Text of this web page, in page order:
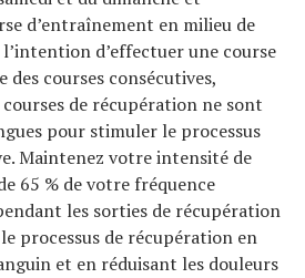
d’entraînement en milieu de
l’intention d’effectuer une course
courses consécutives,
courses de récupération ne sont
pour stimuler le processus
Maintenez votre intensité de
65 % de votre fréquence
les sorties de récupération
processus de récupération en
et en réduisant les douleurs